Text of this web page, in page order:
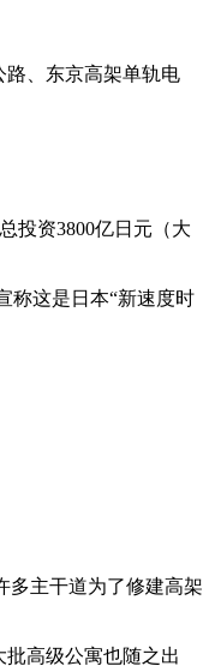
路、东京高架单轨电
投资3800亿日元（大
称这是日本“新速度时
多主干道为了修建高架
高级公寓也随之出